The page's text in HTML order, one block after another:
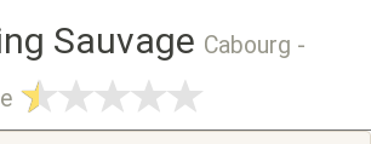
Sauvage Cabourg -